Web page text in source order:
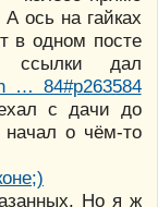
ось на гайках
в одном посте
ссылки дал
… 84#p263584
с дачи до
о чём-то
Но я ж